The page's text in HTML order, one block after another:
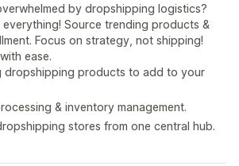
by dropshipping logistics?
everything! Source trending products &
Focus on strategy, not shipping!
ease.
dropshipping products to add to your
& inventory management.
stores from one central hub.